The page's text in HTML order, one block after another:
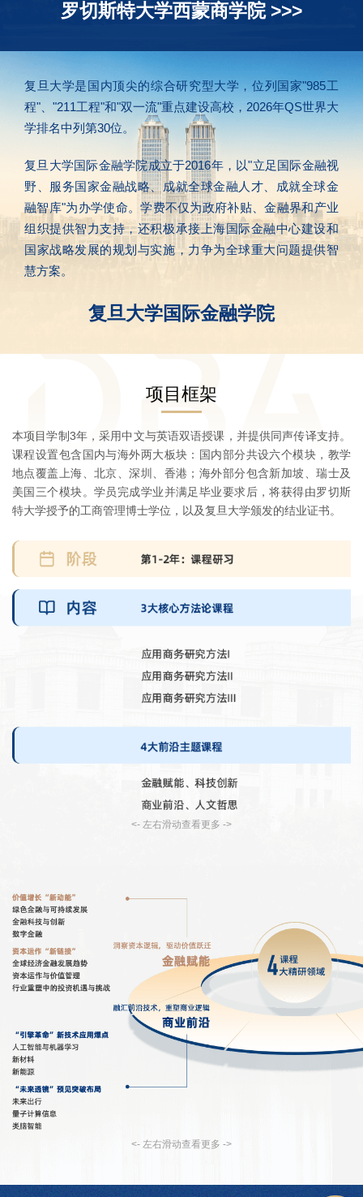
罗切斯特大学西蒙商学院 >>>
复旦大学是国内顶尖的综合研究型大学，位列国家"985工
程"、"211工程"和"双一流"重点建设高校，2026年QS世界大
学排名中列第30位。
复旦大学国际金融学院成立于2016年，以"立足国际金融视
野、服务国家金融战略、成就全球金融人才、成就全球金
融智库"为办学使命。学费不仅为政府补贴、金融界和产业
组织提供智力支持，还积极承接上海国际金融中心建设和
国家战略发展的规划与实施，力争为全球重大问题提供智
慧方案。
复旦大学国际金融学院
项目框架
本项目学制3年，采用中文与英语双语授课，并提供同声传译支持。
课程设置包含国内与海外两大板块：国内部分共设六个模块，教学
地点覆盖上海、北京、深圳、香港；海外部分包含新加坡、瑞士及
美国三个模块。学员完成学业并满足毕业要求后，将获得由罗切斯
特大学授予的工商管理博士学位，以及复旦大学颁发的结业证书。